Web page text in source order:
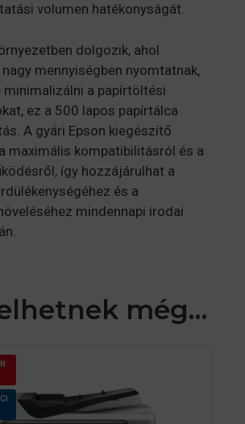
volumen hatékonyságát.
dolgozik, ahol
mennyiségben nyomtatnak,
minimalizálni a papírtöltési
ez a 500 lapos papírtálca
A gyári Epson kiegészítő
maximális kompatibilitásról és a
így hozzájárulhat a
és a
mindennapi irodai
még…